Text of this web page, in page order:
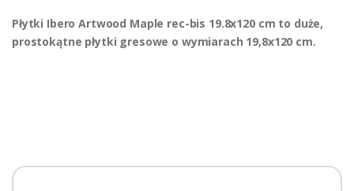
Płytki Ibero Artwood Maple rec-bis 19.8x120 cm to duże,
prostokątne płytki gresowe o wymiarach 19,8x120 cm.